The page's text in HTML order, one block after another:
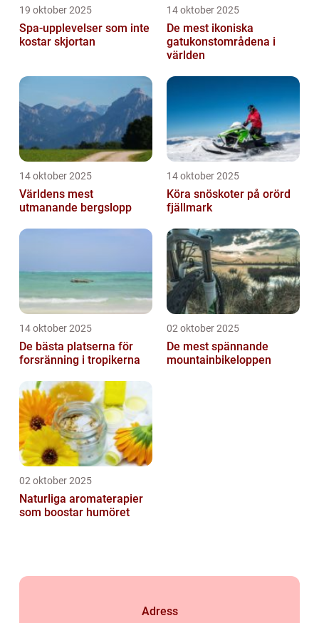
19 oktober 2025
Spa-upplevelser som inte
kostar skjortan
14 oktober 2025
De mest ikoniska
gatukonstområdena i
världen
14 oktober 2025
Världens mest
utmanande bergslopp
14 oktober 2025
Köra snöskoter på orörd
fjällmark
14 oktober 2025
De bästa platserna för
forsränning i tropikerna
02 oktober 2025
De mest spännande
mountainbikeloppen
02 oktober 2025
Naturliga aromaterapier
som boostar humöret
Adress